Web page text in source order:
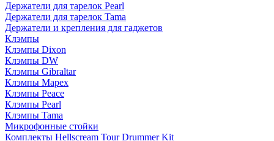
Держатели для тарелок Pearl
Держатели для тарелок Tama
Держатели и крепления для гаджетов
Клэмпы
Клэмпы Dixon
Клэмпы DW
Клэмпы Gibraltar
Клэмпы Mapex
Клэмпы Peace
Клэмпы Pearl
Клэмпы Tama
Микрофонные стойки
Комплекты Hellscream Tour Drummer Kit